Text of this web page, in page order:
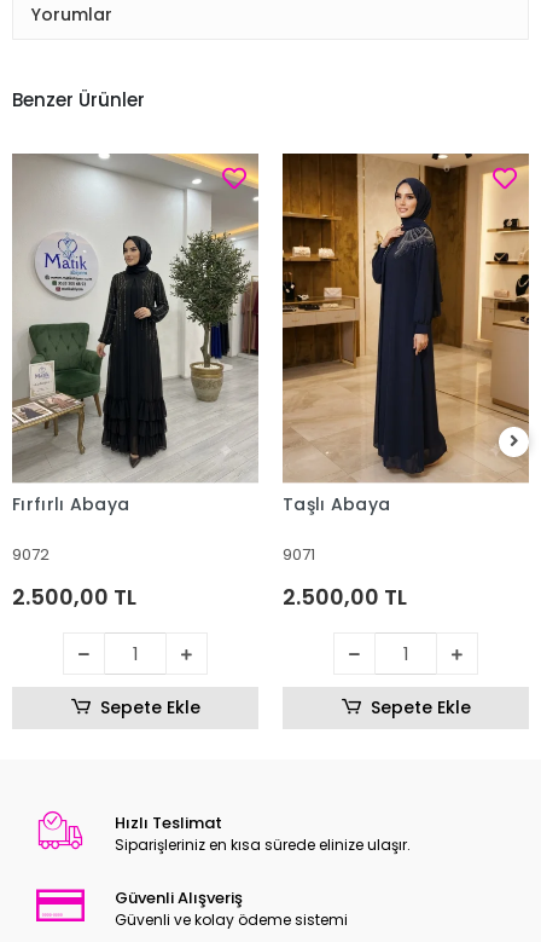
Yorumlar
Benzer Ürünler
Fırfırlı Abaya
9072
2.500,00 TL
Sepete Ekle
Taşlı Abaya
9071
2.500,00 TL
Sepete Ekle
Hızlı Teslimat
Siparişleriniz en kısa sürede elinize ulaşır.
Güvenli Alışveriş
Güvenli ve kolay ödeme sistemi